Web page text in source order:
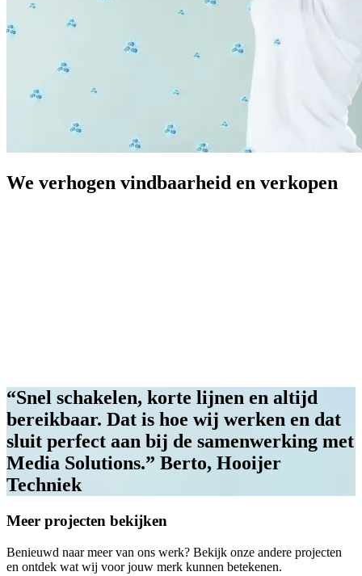
We verhogen vindbaarheid en verkopen
“Snel schakelen, korte lijnen en altijd
bereikbaar. Dat is hoe wij werken en dat
sluit perfect aan bij de samenwerking met
Media Solutions.” Berto, Hooijer
Techniek
Meer projecten bekijken
Benieuwd naar meer van ons werk? Bekijk onze andere projecten
en ontdek wat wij voor jouw merk kunnen betekenen.